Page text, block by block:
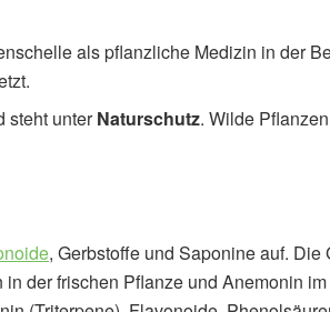
als pflanzliche Medizin in der
steht unterNaturschutz. Wilde
, Gerbstoffe und Saponine auf. Die
der ­frischen Pflanze und Anemonin